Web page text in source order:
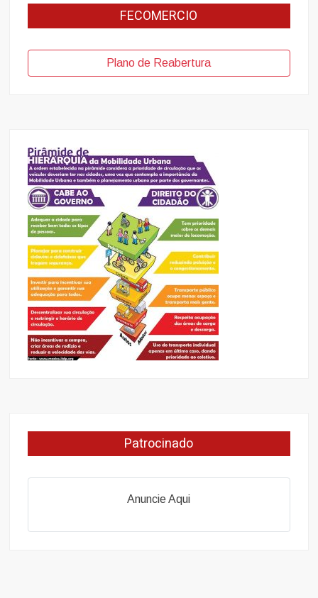
FECOMERCIO
Plano de Reabertura
Patrocinado
Anuncie Aqui